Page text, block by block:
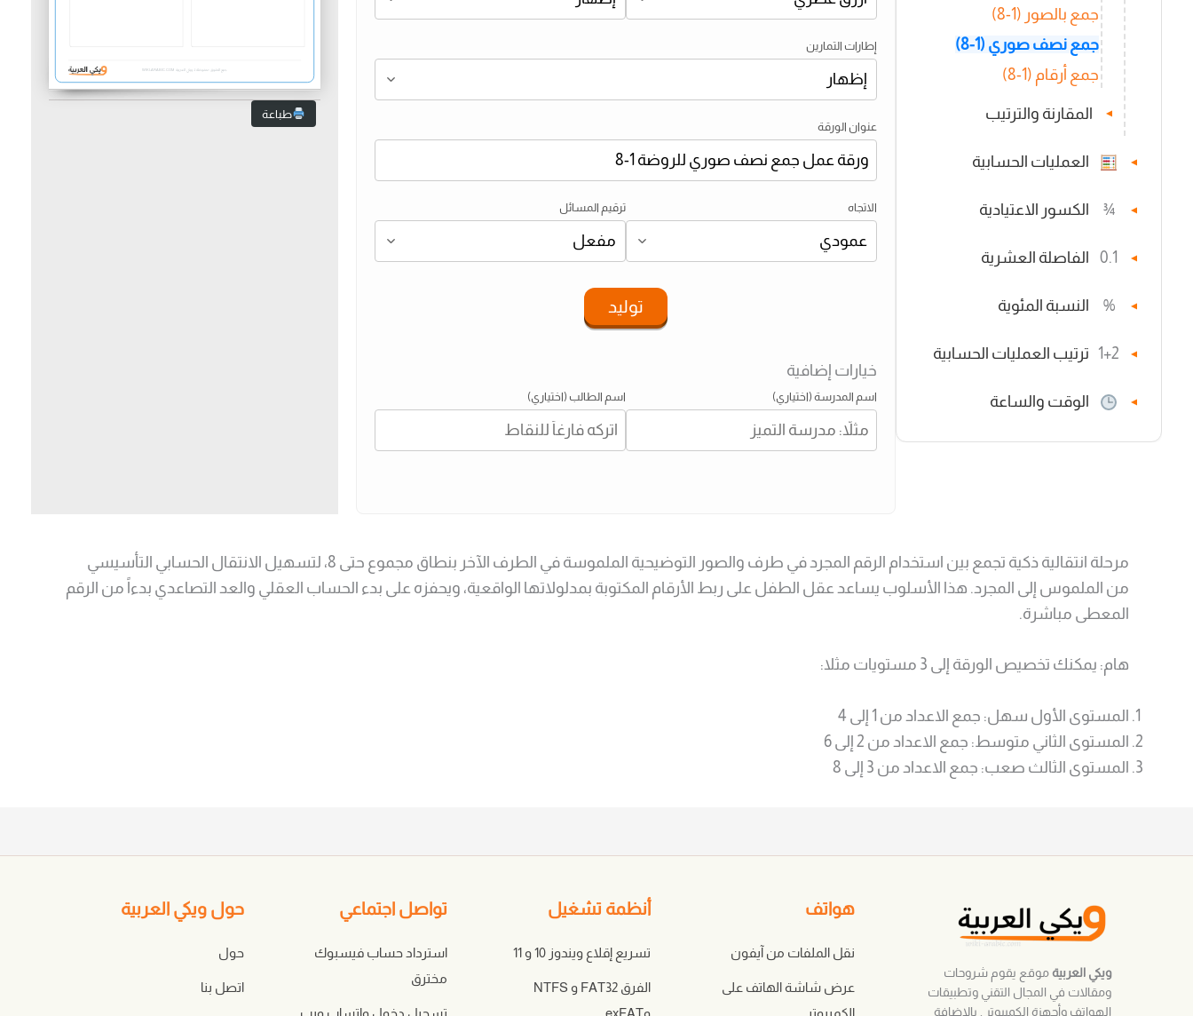
جمع بالصور (1-8)
جمع نصف صوري (1-8)
جمع أرقام (1-8)
▼ المقارنة والترتيب
▼ العمليات الحسابية
▼
¾ الكسور الاعتيادية
▼
0.1 الفاصلة العشرية
▼
% النسبة المئوية
▼
1+2 ترتيب العمليات الحسابية
▼ الوقت والساعة
إطارات التمارين
عنوان الورقة
الاتجاه ترقيم المسائل
توليد
خيارات إضافية
اسم المدرسة (اختياري) اسم الطالب (اختياري)
جميع الحقوق محفوظة لـ ويكي العربية WIKI-ARABIC.COM
طباعة
مرحلة انتقالية ذكية تجمع بين استخدام الرقم المجرد في طرف والصور التوضيحية الملموسة في الطرف الآخر بنطاق مجموع حتى 8، لتسهيل الانتقال الحسابي التأسيسي
من الملموس إلى المجرد. هذا الأسلوب يساعد عقل الطفل على ربط الأرقام المكتوبة بمدلولاتها الواقعية، ويحفزه على بدء الحساب العقلي والعد التصاعدي بدءاً من الرقم
المعطى مباشرة.
هام: يمكنك تخصيص الورقة إلى 3 مستويات مثلا:
المستوى الأول سهل: جمع الاعداد من 1 إلى 4
المستوى الثاني متوسط: جمع الاعداد من 2 إلى 6
المستوى الثالث صعب: جمع الاعداد من 3 إلى 8
ويكي العربية موقع يقوم شروحات
ومقالات في المجال التقني وتطبيقات
الهواتف وأجهزة الكمبيوتر , بالإضافة
هواتف
نقل الملفات من آيفون
عرض شاشة الهاتف على
الكمبيوتر
أنظمة تشغيل
تسريع إقلاع ويندوز 10 و 11
الفرق FAT32 و NTFS
وexFAT
تواصل اجتماعي
استرداد حساب فيسبوك
مخترق
تسجيل دخول واتساب ويب
حول ويكي العربية
حول
اتصل بنا